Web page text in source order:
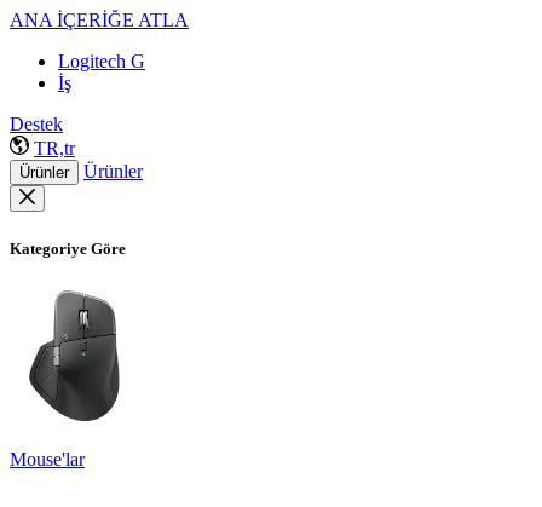
ANA İÇERİĞE ATLA
Logitech G
İş
Destek
TR,tr
Ürünler Ürünler
Kategoriye Göre
Mouse'lar